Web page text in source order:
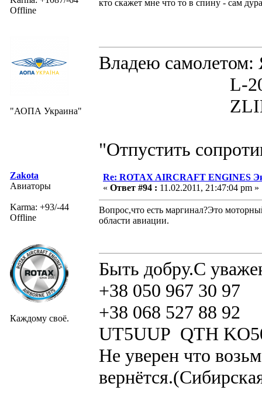
Offline
"АОПА Украина"
кто скажет мне что то в спину - сам
Владею
L-200D
ZLIN 526
"Отпустить
Zakota
Авиаторы
Karma: +93/-44
Offline
Каждому своё.
Re: ROTAX AIRCRAFT ENGINES
« Ответ #94 : 11.02.2011, 21:47:04 pm »
Вопрос,что есть маргинал?Это
области авиации.
Быть добру.С
+38 050 967 30 97
+38 068 527 88 92
UT5UUP QTH
Не уверен что